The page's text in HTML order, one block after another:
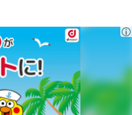
。
レジットカード、dポイン